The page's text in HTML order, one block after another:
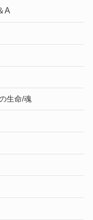
A
生命/魂